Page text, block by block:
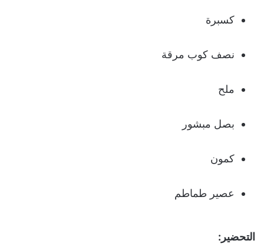
كسبرة
نصف كوب مرقة
ملح
بصل مبشور
كمون
عصير طماطم
التحضير: